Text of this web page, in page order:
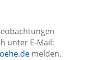
unter E-Mail:
melden.